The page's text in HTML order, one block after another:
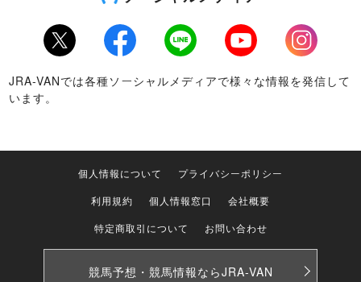
Twitter Facebook LINE Youtube
Instagram
JRA-VANでは各種ソーシャルメディアで様々な情報を発信して
います。
個人情報について
プライバシーポリシー
利用規約
個人情報窓口
会社概要
特定商取引について
お問い合わせ
競馬予想・競馬情報ならJRA-VAN